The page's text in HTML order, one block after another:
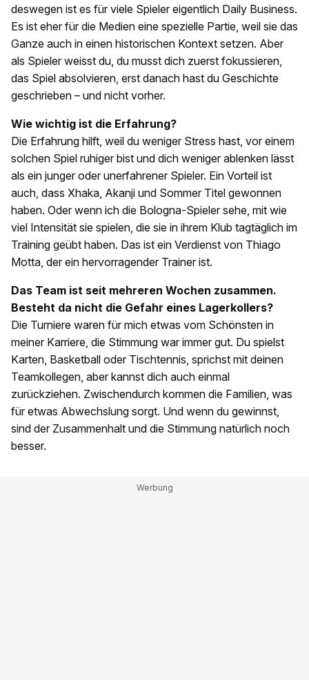
deswegen ist es für viele Spieler eigentlich Daily Business.
Es ist eher für die Medien eine spezielle Partie, weil sie das
Ganze auch in einen historischen Kontext setzen. Aber
als Spieler weisst du, du musst dich zuerst fokussieren,
das Spiel absolvieren, erst danach hast du Geschichte
geschrieben – und nicht vorher.
Wie wichtig ist die Erfahrung?
Die Erfahrung hilft, weil du weniger Stress hast, vor einem
solchen Spiel ruhiger bist und dich weniger ablenken lässt
als ein junger oder unerfahrener Spieler. Ein Vorteil ist
auch, dass Xhaka, Akanji und Sommer Titel gewonnen
haben. Oder wenn ich die Bologna-Spieler sehe, mit wie
viel Intensität sie spielen, die sie in ihrem Klub tagtäglich im
Training geübt haben. Das ist ein Verdienst von Thiago
Motta, der ein hervorragender Trainer ist.
Das Team ist seit mehreren Wochen zusammen.
Besteht da nicht die Gefahr eines Lagerkollers?
Die Turniere waren für mich etwas vom Schönsten in
meiner Karriere, die Stimmung war immer gut. Du spielst
Karten, Basketball oder Tischtennis, sprichst mit deinen
Teamkollegen, aber kannst dich auch einmal
zurückziehen. Zwischendurch kommen die Familien, was
für etwas Abwechslung sorgt. Und wenn du gewinnst,
sind der Zusammenhalt und die Stimmung natürlich noch
besser.